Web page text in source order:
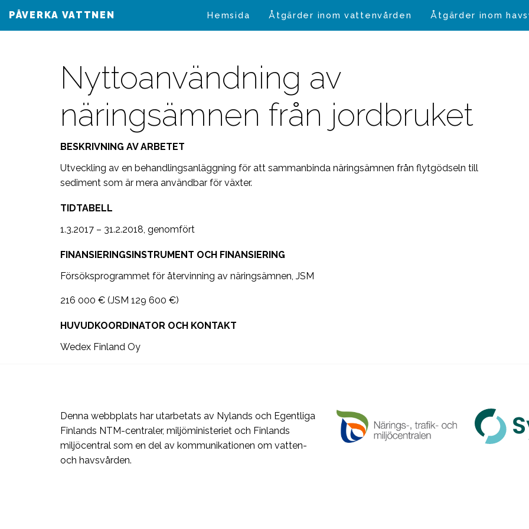
PÅVERKA VATTNEN Hemsida Åtgärder inom vattenvården Åtgärder inom
Nyttoanvändning av
näringsämnen från jordbruket
BESKRIVNING AV ARBETET
Utveckling av en behandlingsanläggning för att sammanbinda näringsämnen från flytgödseln till
sediment som är mera användbar för växter.
TIDTABELL
1.3.2017 – 31.2.2018, genomfört
FINANSIERINGSINSTRUMENT OCH FINANSIERING
Försöksprogrammet för återvinning av näringsämnen, JSM
216 000 € (JSM 129 600 €)
HUVUDKOORDINATOR OCH KONTAKT
Wedex Finland Oy
Denna webbplats har utarbetats av Nylands och Egentliga
Finlands NTM-centraler, miljöministeriet och Finlands
miljöcentral som en del av kommunikationen om vatten-
och havsvården.